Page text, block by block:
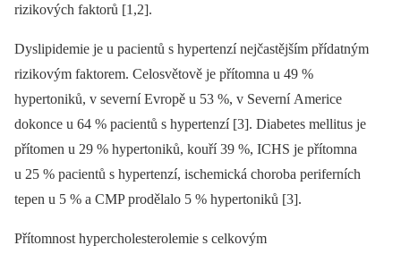
rizikových faktorů [1,2].
Dyslipidemie je u pacientů s hypertenzí nejčastějším přídatným
rizikovým faktorem. Celosvětově je přítomna u 49 %
hypertoniků, v severní Evropě u 53 %, v Severní Americe
dokonce u 64 % pacientů s hypertenzí [3]. Diabetes mellitus je
přítomen u 29 % hypertoniků, kouří 39 %, ICHS je přítomna
u 25 % pacientů s hypertenzí, ischemická choroba periferních
tepen u 5 % a CMP prodělalo 5 % hypertoniků [3].
Přítomnost hypercholesterolemie s celkovým